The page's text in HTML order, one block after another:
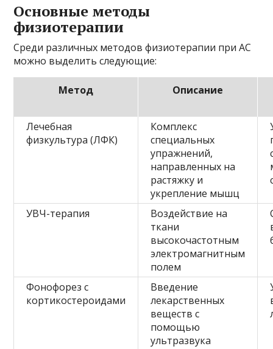
Основные методы
физиотерапии
Среди различных методов физиотерапии при АС
можно выделить следующие:
Метод Описание
Лечебная
физкультура (ЛФК)
Комплекс
специальных
упражнений,
направленных на
растяжку и
укрепление мышц
УВЧ-терапия
Воздействие на
ткани
высокочастотным
электромагнитным
полем
Фонофорез с
кортикостероидами
Введение
лекарственных
веществ с
помощью
ультразвука